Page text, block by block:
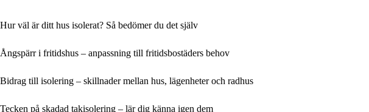
Hur väl är ditt hus isolerat? Så bedömer du det själv
Ångspärr i fritidshus – anpassning till fritidsbostäders behov
Bidrag till isolering – skillnader mellan hus, lägenheter och radhus
Tecken på skadad takisolering – lär dig känna igen dem